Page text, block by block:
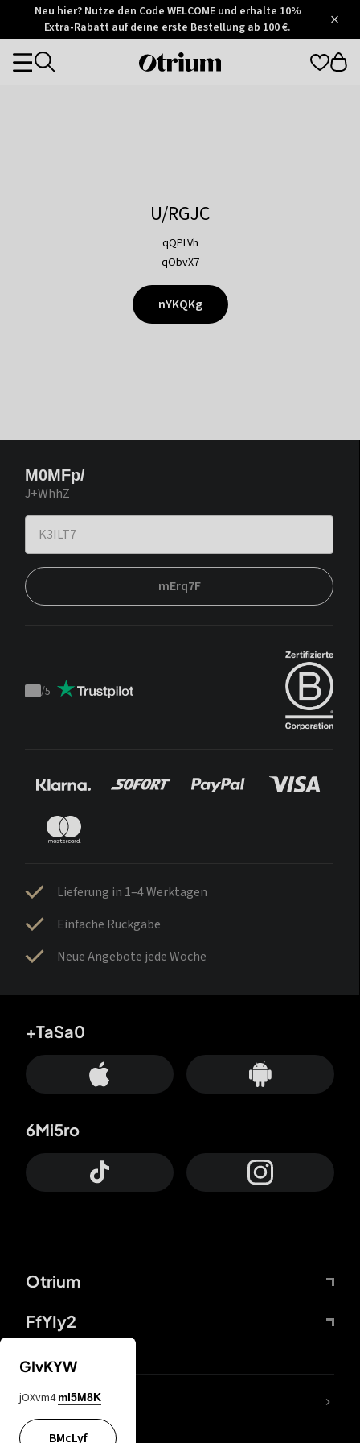
Otrium
Trustpilot
Neu hier? Nutze den Code WELCOME und erhalte 10%
Extra-Rabatt auf deine erste Bestellung ab 100 €.
Otrium
Categories
U/RGJC
qQPLVh
qObvX7
nYKQKg
M0MFp/
J+WhhZ
mErq7F
Trustpilot
/5
Lieferung in 1–4 Werktagen
Einfache Rückgabe
Neue Angebote jede Woche
Otrium
FfYIy2
+TaSa0
6Mi5ro
DDcvSo
GIvKYW
jOXvm4 mI5M8K
BMcLyf